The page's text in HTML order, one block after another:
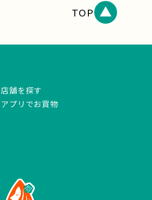
TOP
店舗を探す
アプリでお買物